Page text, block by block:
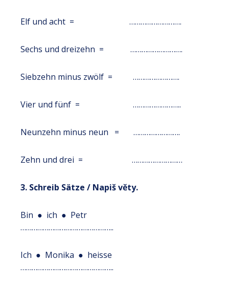
Elf und acht = ……………………….
Sechs und dreizehn = ……………………….
Siebzehn minus zwölf = …………………….
Vier und fünf = ……………………..
Neunzehn minus neun = …………………….
Zehn und drei = ………………………
3. Schreib Sätze / Napiš věty.
Bin ● ich ● Petr
…………………………………………..
Ich ● Monika ● heisse
…………………………………………..